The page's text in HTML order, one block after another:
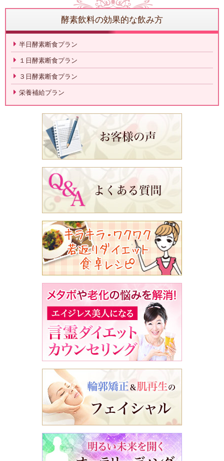
酵素飲料の効果的な飲み方
半日酵素断食プラン
１日酵素断食プラン
３日酵素断食プラン
栄養補給プラン